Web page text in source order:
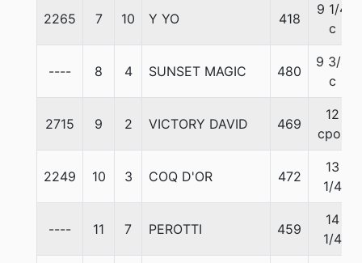
2265 7 10 Y YO 418
9 1/4
c
---- 8 4 SUNSET MAGIC 480
9 3/4
c
2715 9 2 VICTORY DAVID 469
12
cpos
2249 10 3 COQ D'OR 472
13
1/4
---- 11 7 PEROTTI 459
14
1/4